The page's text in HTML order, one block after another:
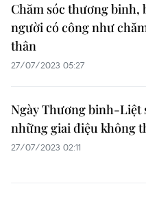
Chăm sóc thương binh,
người có công như
thân
27/07/2023 05:27
Ngày Thương binh-Liệt
những giai điệu không
27/07/2023 02:11